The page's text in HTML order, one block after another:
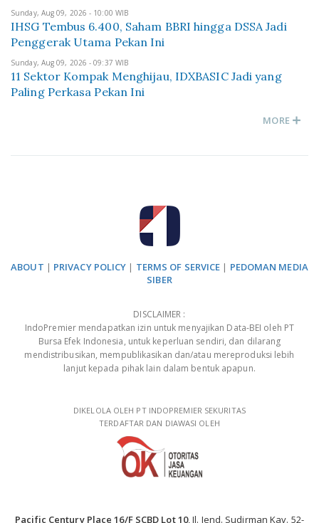
Sunday, Aug 09, 2026 - 10:00 WIB
IHSG Tembus 6.400, Saham BBRI hingga DSSA Jadi
Penggerak Utama Pekan Ini
Sunday, Aug 09, 2026 - 09:37 WIB
11 Sektor Kompak Menghijau, IDXBASIC Jadi yang
Paling Perkasa Pekan Ini
MORE
ABOUT | PRIVACY POLICY | TERMS OF SERVICE | PEDOMAN MEDIA
SIBER
DISCLAIMER :
IndoPremier mendapatkan izin untuk menyajikan Data-BEI oleh PT
Bursa Efek Indonesia, untuk keperluan sendiri, dan dilarang
mendistribusikan, mempublikasikan dan/atau mereproduksi lebih
lanjut kepada pihak lain dalam bentuk apapun.
DIKELOLA OLEH PT INDOPREMIER SEKURITAS
TERDAFTAR DAN DIAWASI OLEH
Pacific Century Place 16/F SCBD Lot 10, Jl. Jend. Sudirman Kav. 52-